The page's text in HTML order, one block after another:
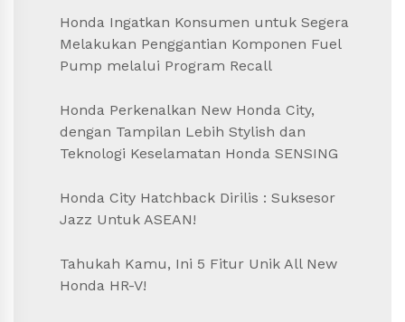
Honda Ingatkan Konsumen untuk Segera
Melakukan Penggantian Komponen Fuel
Pump melalui Program Recall
Honda Perkenalkan New Honda City,
dengan Tampilan Lebih Stylish dan
Teknologi Keselamatan Honda SENSING
Honda City Hatchback Dirilis : Suksesor
Jazz Untuk ASEAN!
Tahukah Kamu, Ini 5 Fitur Unik All New
Honda HR-V!